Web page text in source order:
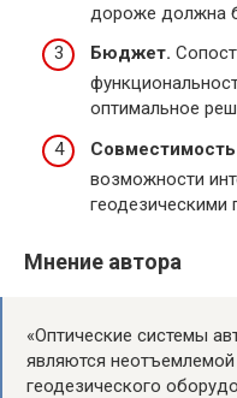
дороже должна
Бюджет.
оптимальное
возможности
геодезическими
Мнение автора
«Оптические системы
являются
геодезического